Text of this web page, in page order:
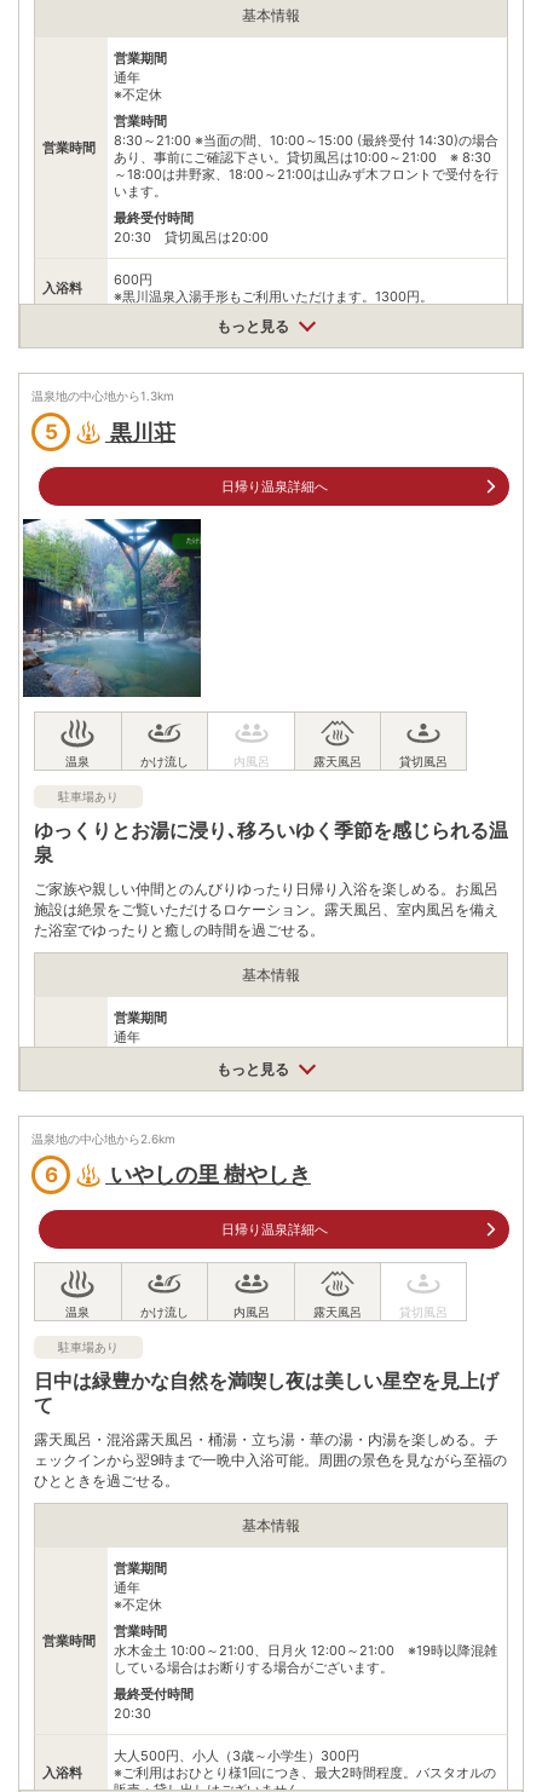
基本情報
営業時間
営業期間
通年
※不定休
営業時間
8:30～21:00 ※当面の間、10:00～15:00 (最終受付 14:30)の場合
あり、事前にご確認下さい。貸切風呂は10:00～21:00 ※ 8:30
～18:00は井野家、18:00～21:00は山みず木フロントで受付を行
います。
最終受付時間
20:30 貸切風呂は20:00
入浴料
600円
※黒川温泉入湯手形もご利用いただけます。1300円。
アクセス
熊本県阿蘇郡南小国町満願寺6392-2
車
JR豊肥本線阿蘇駅から産交九州横断バス（予約制）黒川
温泉方面行きで50分、黒川温泉下車、タクシーで5分
駐車場 無料（25台）
電話番号
0967440336
※11:00～20:00
※ 掲載情報は変更になる場合があります。最新の内容はご利用前にご自身でお
問合せください。
自身でお問合せください。
もっと見る
温泉地の中心地から1.3km
5 黒川荘
日帰り温泉詳細へ
駐車場あり
ゆっくりとお湯に浸り､移ろいゆく季節を感じられる温
泉
ご家族や親しい仲間とのんびりゆったり日帰り入浴を楽しめる。お風呂
施設は絶景をご覧いただけるロケーション。露天風呂、室内風呂を備え
た浴室でゆったりと癒しの時間を過ごせる。
基本情報
営業期間
通年
20:30
600円
す。入湯手形1枚 1300円 （1名様1枚必要、3軒利用可）
泉質 炭酸水素塩泉、塩化物泉
アクセス
熊本県阿蘇郡南小国町満願寺6755-1
車
日田ICより車で約60分
熊本ICより車で約90分
JR豊肥本線阿蘇駅から産交九州横断バス（予約制）黒川
温泉方面行きで50分、黒川温泉下車、徒歩20分
駐車場 無料（30台）
0967440211
※ 掲載情報は変更になる場合があります。最新の内容はご利用前にご自身でお
問合せください。
※ 料金情報は税込・税抜表記が混ざっております。正しい金額はご利用前にご
自身でお問合せください。
もっと見る
温泉地の中心地から2.6km
6 いやしの里 樹やしき
日帰り温泉詳細へ
駐車場あり
日中は緑豊かな自然を満喫し夜は美しい星空を見上げ
て
露天風呂・混浴露天風呂・桶湯・立ち湯・華の湯・内湯を楽しめる。チ
ェックインから翌9時まで一晩中入浴可能。周囲の景色を見ながら至福の
ひとときを過ごせる。
基本情報
営業時間
営業期間
通年
※不定休
営業時間
水木金土 10:00～21:00、日月火 12:00～21:00 ※19時以降混雑
している場合はお断りする場合がございます。
最終受付時間
20:30
入浴料
大人500円、小人（3歳～小学生）300円
※ご利用はおひとり様1回につき、最大2時間程度。バスタオルの